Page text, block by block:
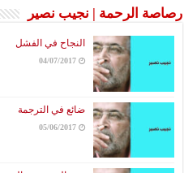
رصاصة الرحمة | نجيب نصير
النجاح في الفشل
04/07/2017
ضائع في الترجمة
05/06/2017